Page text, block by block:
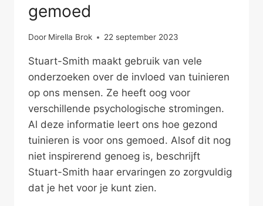
gemoed
Door Mirella Brok 22 september 2023
Stuart-Smith maakt gebruik van vele
onderzoeken over de invloed van tuinieren
op ons mensen. Ze heeft oog voor
verschillende psychologische stromingen.
Al deze informatie leert ons hoe gezond
tuinieren is voor ons gemoed. Alsof dit nog
niet inspirerend genoeg is, beschrijft
Stuart-Smith haar ervaringen zo zorgvuldig
dat je het voor je kunt zien.